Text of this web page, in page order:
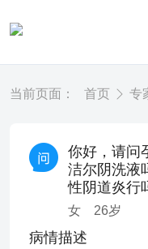
当前页面： 首页 专
你好，请问
洁尔阴洗液
性阴道炎行
女 26岁
病情描述